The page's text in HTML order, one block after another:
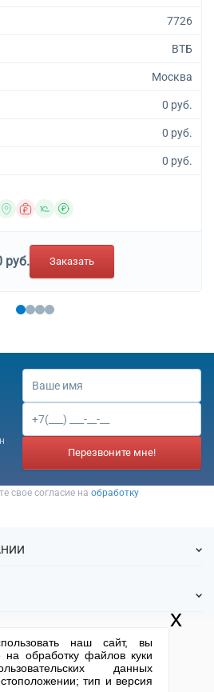
7726
ВТБ
Москва
0 руб.
0 руб.
0 руб.
руб. Заказать
Перезвоните мне!
свое согласие на обработку
mail@1-urist.ru
Спросить у юриста
наш сайт, вы
на обработку файлов куки
данных
тип и версия
x